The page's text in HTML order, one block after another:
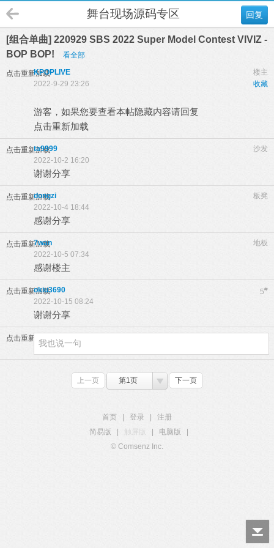
回复
舞台现场源码专区
[组合单曲] 220929 SBS 2022 Super Model Contest VIVIZ -
BOP BOP!
看全部
点击重新加载 楼主
KPOPLIVE
收藏
2022-9-29 23:26
游客，如果您要查看本帖隐藏内容请回复
点击重新加载
点击重新加载 沙发
ta9999
2022-10-2 16:20
谢谢分享
点击重新加载 板凳
dongzi
2022-10-4 18:44
感谢分享
点击重新加载 地板
7wan
2022-10-5 07:34
感谢楼主
点击重新加载 5#
okiu3690
2022-10-15 08:24
谢谢分享
点击重新加载
上一页 第1页 下一页
首页 登录
注册
简易版
触屏版 电脑版
© Comsenz Inc.